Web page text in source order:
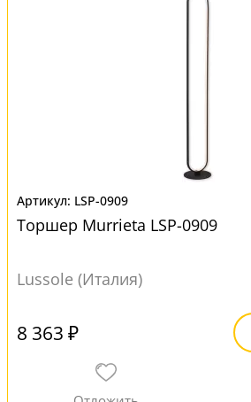
LSP-0909
Торшер Murrieta LSP-0909
Lussole (Италия)
8 363 ₽